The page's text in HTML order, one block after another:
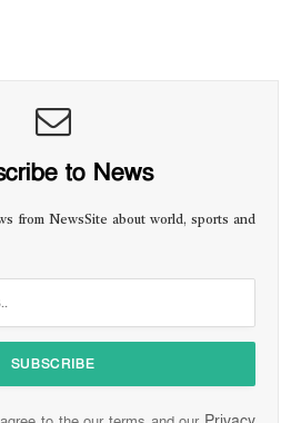
to News
from NewsSite about world, sports and